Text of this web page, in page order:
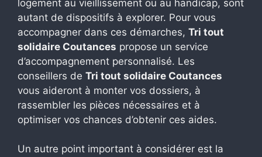
logement au vieillissement ou au handicap, sont
autant de dispositifs à explorer. Pour vous
accompagner dans ces démarches, Tri tout
solidaire Coutances propose un service
d’accompagnement personnalisé. Les
conseillers de Tri tout solidaire Coutances
vous aideront à monter vos dossiers, à
rassembler les pièces nécessaires et à
optimiser vos chances d’obtenir ces aides.
Un autre point important à considérer est la